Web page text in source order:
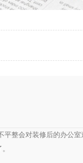
整会对装修后的办公室